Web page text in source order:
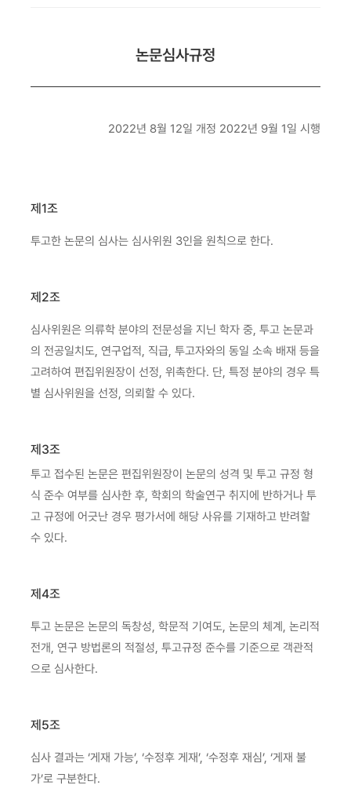
논문심사규정
2022년 8월 12일 개정 2022년 9월 1일 시행
제1조
투고한 논문의 심사는 심사위원 3인을 원칙으로 한다.
제2조
심사위원은 의류학 분야의 전문성을 지닌 학자 중, 투고 논문과
의 전공일치도, 연구업적, 직급, 투고자와의 동일 소속 배재 등을
고려하여 편집위원장이 선정, 위촉한다. 단, 특정 분야의 경우 특
별 심사위원을 선정, 의뢰할 수 있다.
제3조
투고 접수된 논문은 편집위원장이 논문의 성격 및 투고 규정 형
식 준수 여부를 심사한 후, 학회의 학술연구 취지에 반하거나 투
고 규정에 어긋난 경우 평가서에 해당 사유를 기재하고 반려할
수 있다.
제4조
투고 논문은 논문의 독창성, 학문적 기여도, 논문의 체계, 논리적
전개, 연구 방법론의 적절성, 투고규정 준수를 기준으로 객관적
으로 심사한다.
제5조
심사 결과는 ‘게재 가능’, ‘수정후 게재’, ‘수정후 재심’, ‘게재 불
가’로 구분한다.